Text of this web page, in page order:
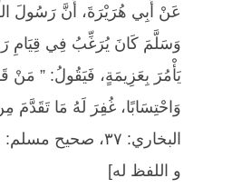
عَنْ أَبِي هُرَيْرَةَ، أَنَّ رَسُولَ
وَسَلَّمَ كَانَ يُرَغِّبُ فِي قِيَامِ
يَأْمُرَ بِعَزِيمَةٍ، فَيَقُولُ: ” مَنْ
وَاحْتِسَابًا، غُفِرَ لَهُ مَا تَقَدَّمَ
و اللفظ له]